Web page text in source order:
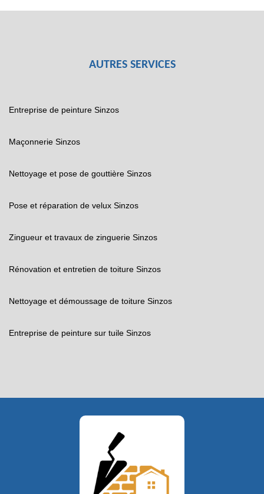
AUTRES SERVICES
Entreprise de peinture Sinzos
Maçonnerie Sinzos
Nettoyage et pose de gouttière Sinzos
Pose et réparation de velux Sinzos
Zingueur et travaux de zinguerie Sinzos
Rénovation et entretien de toiture Sinzos
Nettoyage et démoussage de toiture Sinzos
Entreprise de peinture sur tuile Sinzos